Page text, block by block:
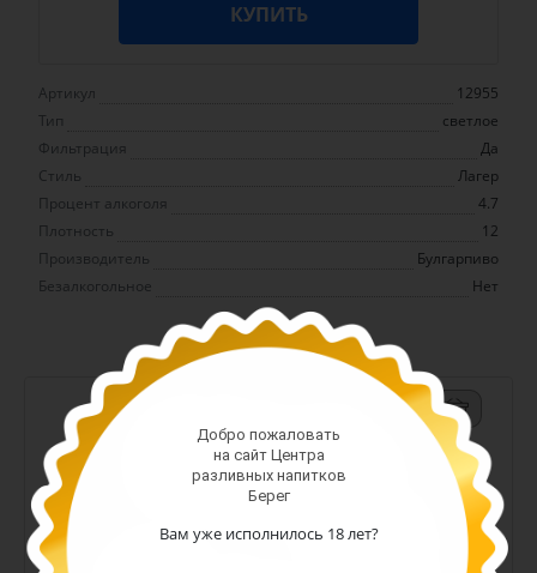
КУПИТЬ
Артикул
12955
Тип
светлое
Фильтрация
Да
Стиль
Лагер
Процент алкоголя
4.7
Плотность
12
Производитель
Булгарпиво
Безалкогольное
Нет
+
Арт. 11373
светлое н/ф
Алк: 4.5%
Добро пожаловать
на сайт Центра
разливных напитков
Берег
Вам уже исполнилось 18 лет?